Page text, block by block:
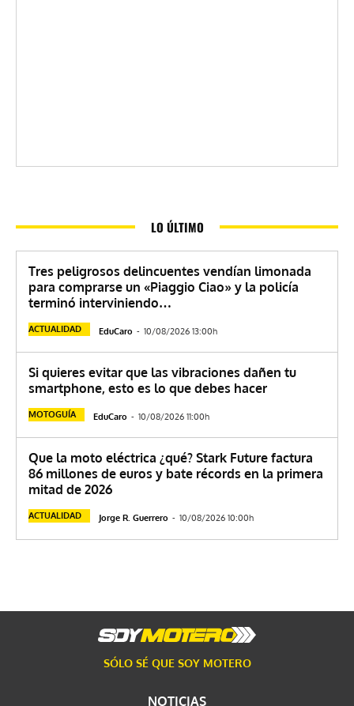
LO ÚLTIMO
Tres peligrosos delincuentes vendían limonada
para comprarse un «Piaggio Ciao» y la policía
terminó interviniendo…
ACTUALIDAD EduCaro - 10/08/2026 13:00h
Si quieres evitar que las vibraciones dañen tu
smartphone, esto es lo que debes hacer
MOTOGUÍA EduCaro - 10/08/2026 11:00h
Que la moto eléctrica ¿qué? Stark Future factura
86 millones de euros y bate récords en la primera
mitad de 2026
ACTUALIDAD Jorge R. Guerrero - 10/08/2026 10:00h
SÓLO SÉ QUE SOY MOTERO
NOTICIAS